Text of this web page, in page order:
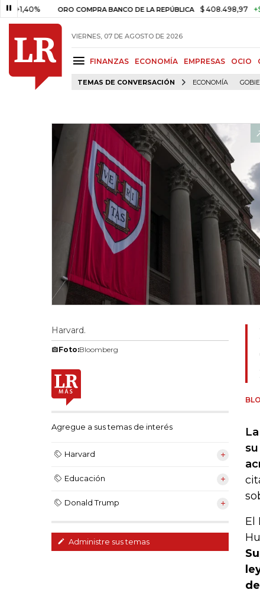
ORO COMPRA BANCO DE LA REPÚBLICA $ 408.498,97 +$ 8.753,81
VIERNES, 07 DE AGOSTO DE 2026
FINANZAS ECONOMÍA EMPRESAS OCIO
TEMAS DE CONVERSACIÓN ECONOMÍA
Harvard.
Foto:Bloomberg
Agregue a sus temas de interés
Harvard
Educación
Donald Trump
Administre sus temas
El